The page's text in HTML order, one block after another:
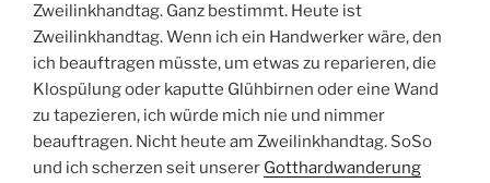
Zweilinkhandtag. Ganz bestimmt. Heute ist
Zweilinkhandtag. Wenn ich ein Handwerker wäre, den
ich beauftragen müsste, um etwas zu reparieren, die
Klospülung oder kaputte Glühbirnen oder eine Wand
zu tapezieren, ich würde mich nie und nimmer
beauftragen. Nicht heute am Zweilinkhandtag. SoSo
und ich scherzen seit unserer Gotthardwanderung